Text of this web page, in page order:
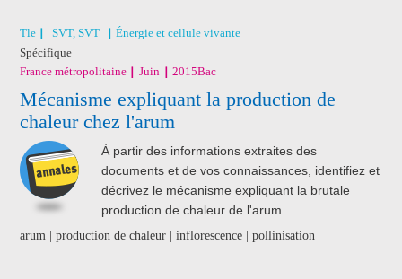
Tle SVT, SVT
Énergie et cellule vivante
Spécifique
France métropolitaine
Juin 2015Bac
Mécanisme expliquant la production de
chaleur chez l'arum
À partir des informations extraites des
documents et de vos connaissances, identifiez et
décrivez le mécanisme expliquant la brutale
production de chaleur de l'arum.
arum | production de chaleur | inflorescence | pollinisation